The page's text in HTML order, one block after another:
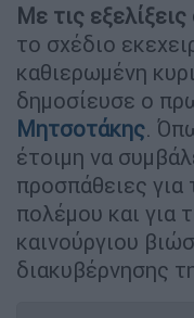
Με τις
το σχέδιο
καθιερωμένη
δημοσίευσε ο
Μητσοτάκης.
έτοιμη να
προσπάθειες για
πολέμου και για
καινούργιου
διακυβέρνησης